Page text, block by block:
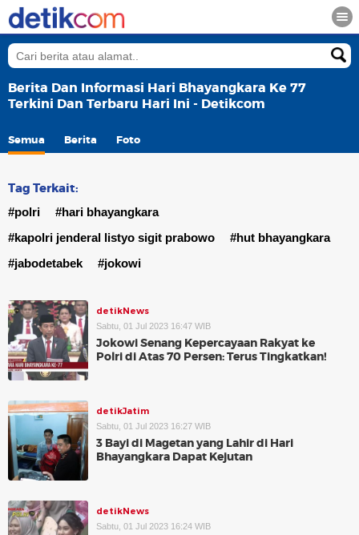
Berita Dan Informasi Hari Bhayangkara Ke 77
Terkini Dan Terbaru Hari Ini - Detikcom
Semua Berita Foto
Tag Terkait:
#polri
#hari bhayangkara
#kapolri jenderal listyo sigit prabowo
#hut bhayangkara
#jabodetabek
#jokowi
detikNews
Sabtu, 01 Jul 2023 16:47 WIB
Jokowi Senang Kepercayaan Rakyat ke
Polri di Atas 70 Persen: Terus Tingkatkan!
detikJatim
Sabtu, 01 Jul 2023 16:27 WIB
3 Bayi di Magetan yang Lahir di Hari
Bhayangkara Dapat Kejutan
detikNews
Sabtu, 01 Jul 2023 16:24 WIB